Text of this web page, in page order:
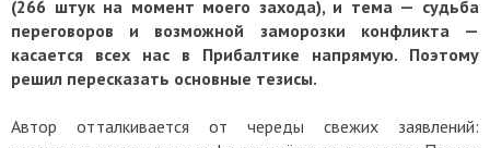
(266 штук на момент моего захода), и тема — судьба
переговоров и возможной заморозки конфликта —
касается всех нас в Прибалтике напрямую. Поэтому
решил пересказать основные тезисы.
Автор отталкивается от череды свежих заявлений: